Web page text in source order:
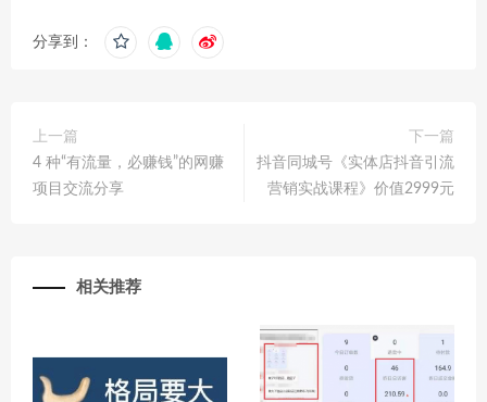
分享到：
上一篇
4 种“有流量，必赚钱”的网赚
项目交流分享
下一篇
抖音同城号《实体店抖音引流
营销实战课程》价值2999元
相关推荐